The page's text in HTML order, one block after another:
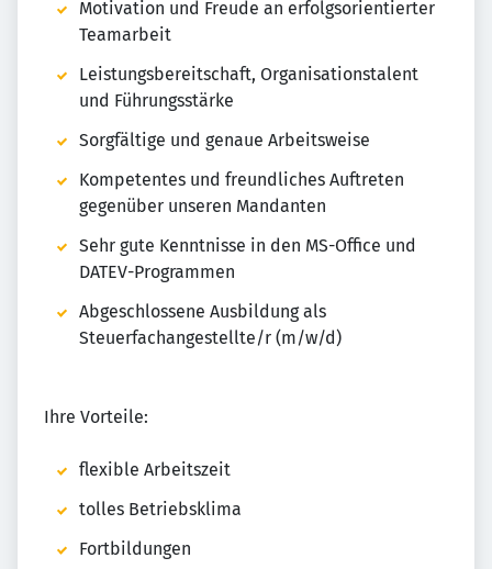
Motivation und Freude an erfolgsorientierter
Teamarbeit
Leistungsbereitschaft, Organisationstalent
und Führungsstärke
Sorgfältige und genaue Arbeitsweise
Kompetentes und freundliches Auftreten
gegenüber unseren Mandanten
Sehr gute Kenntnisse in den MS-Office und
DATEV-Programmen
Abgeschlossene Ausbildung als
Steuerfachangestellte/r (m/w/d)
Ihre Vorteile:
flexible Arbeitszeit
tolles Betriebsklima
Fortbildungen